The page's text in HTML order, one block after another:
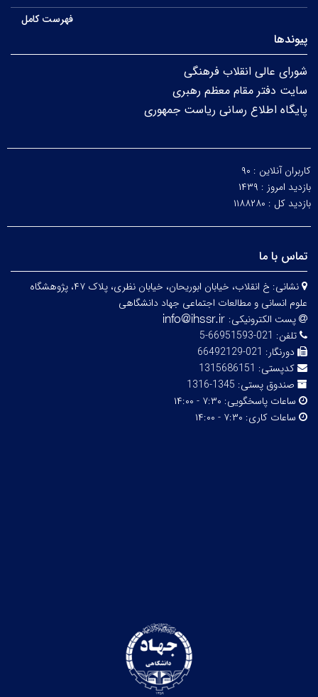
فهرست کامل
پیوندها
شورای عالی انقلاب فرهنگی
سایت دفتر مقام معظم رهبری
پایگاه اطلاع رسانی ریاست جمهوری
کاربران آنلاین : ۹۰
بازدید امروز : ۱۴۳۹
بازدید کل : ۱۱۸۸۲۸۰
تماس با ما
نشانی:
خ انقلاب، خیابان ابوریحان، خیابان نظری، پلاک ۴۷، پژوهشگاه
علوم انسانی و مطالعات اجتماعی جهاد دانشگاهی
پست الکترونیکی:
تلفن: 021-66951593-5
دورنگار: 021-66492129
کدپستی: 1315686151
صندوق پستی: 1345-1316
ساعات پاسخگویی: ۷:۳۰ - ۱۴:۰۰
ساعات کاری: ۷:۳۰ - ۱۴:۰۰